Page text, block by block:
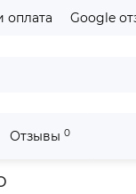
оплата Google
Отзывы 0